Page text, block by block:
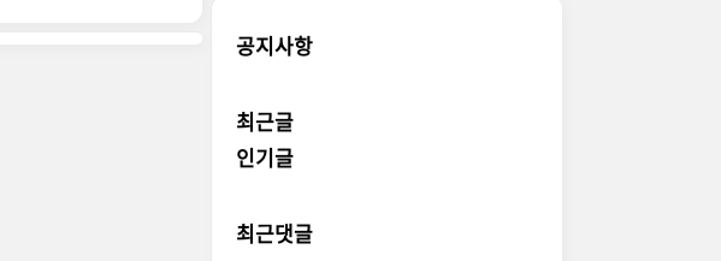
공지사항
최근글
인기글
최근댓글